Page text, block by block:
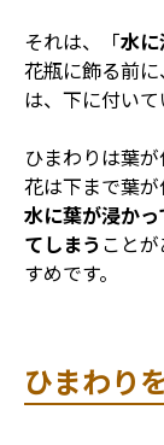
それは、「水
花瓶に飾る前
は、下に付い
ひまわりは葉
花は下まで葉が
水に葉が浸か
てしまうこと
すめです。
ひまわり